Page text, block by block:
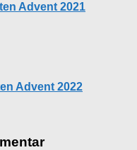
Advent 2021
Advent 2022